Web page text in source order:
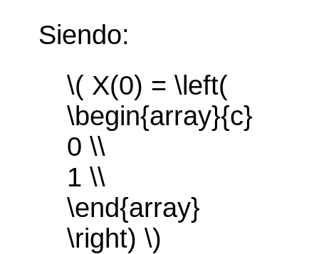
Siendo:
\( X(0) = \left(
\begin{array}{c}
0 \\
1 \\
\end{array}
\right) \)